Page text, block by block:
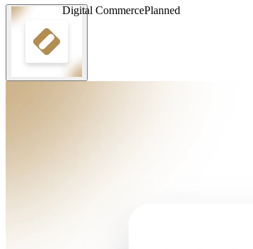
Digital CommercePlanned